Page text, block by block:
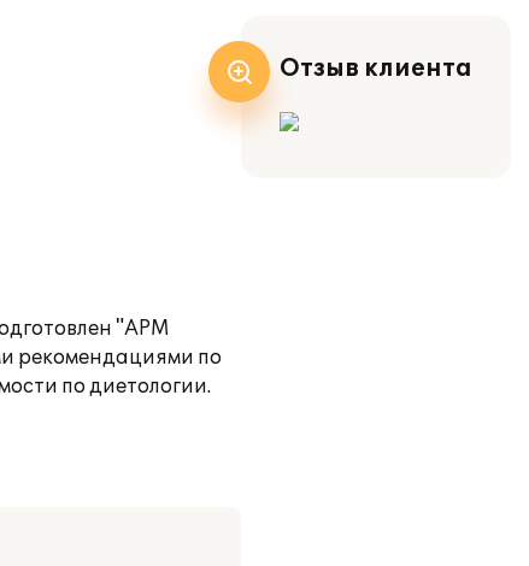
"АРМ
рекомендациями по
по диетологии.
Отзыв клиента